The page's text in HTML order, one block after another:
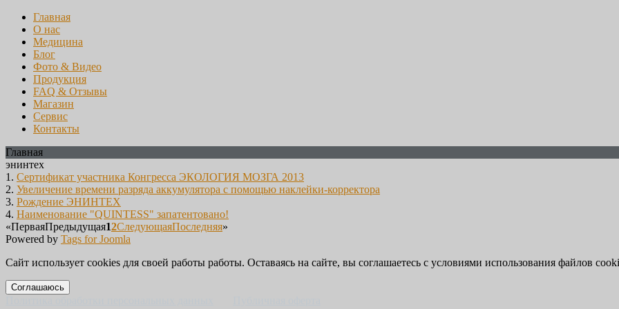
Главная
О нас
Медицина
Блог
Фото & Видео
Продукция
FAQ & Отзывы
Магазин
Сервис
Контакты
Главная
энинтех
1. Сертификат участника Конгресса ЭКОЛОГИЯ МОЗГА 2013
2. Увеличение времени разряда аккумулятора с помощью наклейки-корректора
3. Рождение ЭНИНТЕХ
4. Наименование "QUINTESS" запатентовано!
«ПерваяПредыдущая12СледующаяПоследняя»
Powered by Tags for Joomla
Сайт использует cookies для своей работы работы. Оставаясь на сайте, вы соглашаетесь с условиями использования файлов
Соглашаюсь